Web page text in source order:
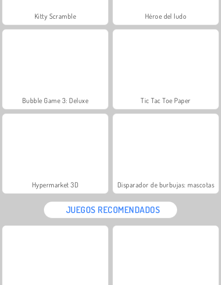
Kitty Scramble Héroe del ludo
Bubble Game 3: Deluxe Tic Tac Toe Paper
Hypermarket 3D Disparador de burbujas: mascotas
JUEGOS RECOMENDADOS